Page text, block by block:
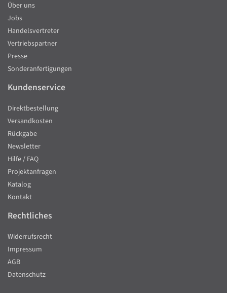
Über uns
Jobs
Handelsvertreter
Vertriebspartner
Presse
Sonderanfertigungen
Kundenservice
Direktbestellung
Versandkosten
Rückgabe
Newsletter
Hilfe / FAQ
Projektanfragen
Katalog
Kontakt
Rechtliches
Widerrufsrecht
Impressum
AGB
Datenschutz